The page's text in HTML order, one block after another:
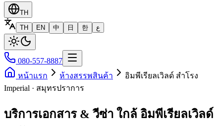
TH
TH
EN 中 日 한 ع
080-557-8887
หน้าแรก
ห้างสรรพสินค้า
อิมพีเรียลเวิลด์ สำโรง
Imperial · สมุทรปราการ
บริการเอกสาร & วีซ่า ใกล้ อิมพีเรียลเวิลด์